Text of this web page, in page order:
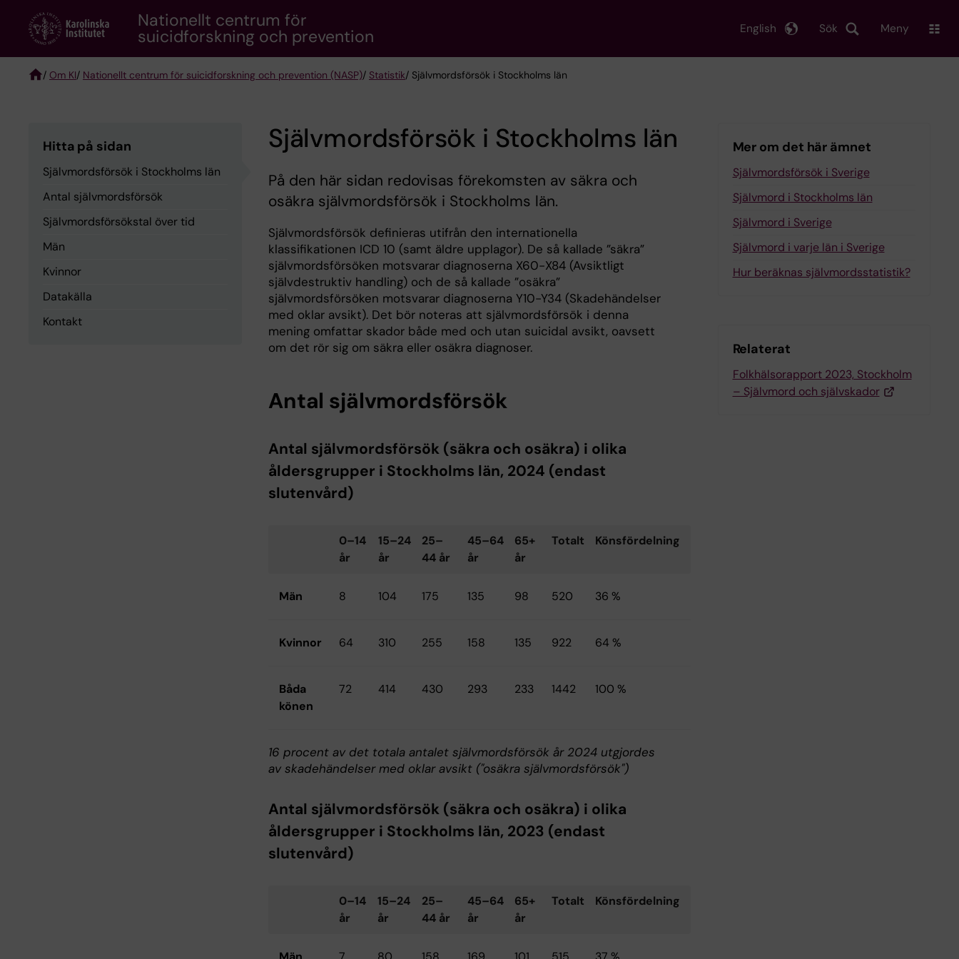
content
Nationellt centrum för
suicidforskning och prevention Sök
English Meny
/ Om KI/ Nationellt centrum för suicidforskning och prevention (NASP)/ Statistik/ Självmordsförsök i Stockholms län
Hitta på sidan
Självmordsförsök i Stockholms län
Antal självmordsförsök
Självmordsförsökstal över tid
Män
Kvinnor
Datakälla
Kontakt
Självmordsförsök i Stockholms län
På den här sidan redovisas förekomsten av säkra och
osäkra självmordsförsök i Stockholms län.
Självmordsförsök definieras utifrån den internationella
klassifikationen ICD 10 (samt äldre upplagor). De så kallade ”säkra”
självmordsförsöken motsvarar diagnoserna X60-X84 (Avsiktligt
självdestruktiv handling) och de så kallade ”osäkra”
självmordsförsöken motsvarar diagnoserna Y10-Y34 (Skadehändelser
med oklar avsikt). Det bör noteras att självmordsförsök i denna
mening omfattar skador både med och utan suicidal avsikt, oavsett
om det rör sig om säkra eller osäkra diagnoser.
Antal självmordsförsök
Antal självmordsförsök (säkra och osäkra) i olika
åldersgrupper i Stockholms län, 2024 (endast
slutenvård)
0–14
år
15–24
år
25–
44 år
45–64
år
65+
år
Totalt Könsfördelning
Män 8 104 175 135 98 520 36 %
Kvinnor 64 310 255 158 135 922 64 %
Båda
könen
72 414 430 293 233 1442 100 %
16 procent av det totala antalet självmordsförsök år 2024 utgjordes
av skadehändelser med oklar avsikt ("osäkra självmordsförsök")
Antal självmordsförsök (säkra och osäkra) i olika
åldersgrupper i Stockholms län, 2023 (endast
slutenvård)
0–14
år
15–24
år
25–
44 år
45–64
år
65+
år
Totalt Könsfördelning
Mer om det här ämnet
Självmordsförsök i Sverige
Självmord i Stockholms län
Självmord i Sverige
Självmord i varje län i Sverige
Hur beräknas självmordsstatistik?
Relaterat
Folkhälsorapport 2023, Stockholm
– Självmord och självskador